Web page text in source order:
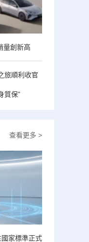
量創新高
旅順利收官
質保”
查看更多 >
家標準正式